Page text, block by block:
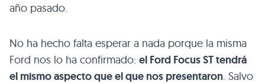
año pasado.
No ha hecho falta esperar a nada porque la misma
Ford nos lo ha confirmado: el Ford Focus ST tendrá
el mismo aspecto que el que nos presentaron . Salvo